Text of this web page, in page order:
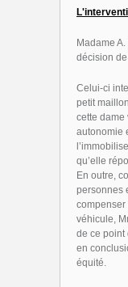
Madame
décision de
Celui-ci
petit
cette dame
autonomie
qu’elle
En outre,
personnes
compenser
véhicule,
de ce point
en
équité.